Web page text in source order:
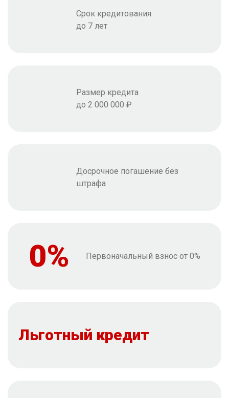
Срок кредитования
до 7 лет
Размер кредита
до 2 000 000 ₽
Досрочное погашение без
штрафа
0% Первоначальный взнос от 0%
Льготный кредит